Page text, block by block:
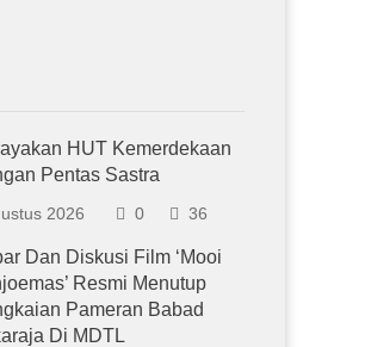
HUT Kemerdekaan
Pentas Sastra
2026 0 36
Dan Diskusi Film ‘Mooi
Resmi Menutup
Pameran Babad
Di MDTL